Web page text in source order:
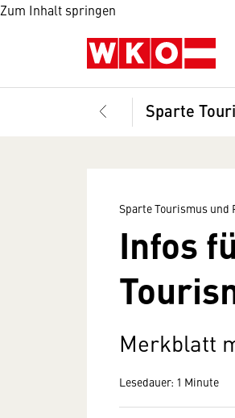
Zum Inhalt springen
Sparte Tourismus
Infos
Merkblatt
Lesedauer: 1 Minute